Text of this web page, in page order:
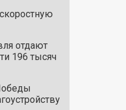
отдают
196 тысяч